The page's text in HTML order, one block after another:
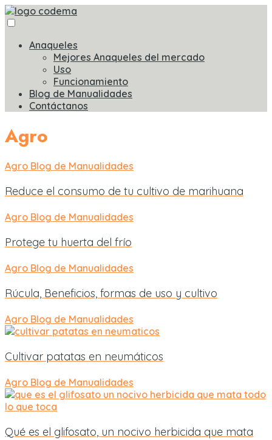
Anaqueles
Mejores Anaqueles del mercado
Uso
Funcionamiento
Blog de Manualidades
Contáctanos
Agro
Agro Blog de Manualidades
Reduce el consumo de tu cultivo de marihuana
Agro Blog de Manualidades
Protege tu huerta del frío
Agro Blog de Manualidades
Rúcula, Beneficios, formas de uso y cultivo
Agro Blog de Manualidades
Cultivar patatas en neumáticos
Agro Blog de Manualidades
Qué es el glifosato, un nocivo herbicida que mata